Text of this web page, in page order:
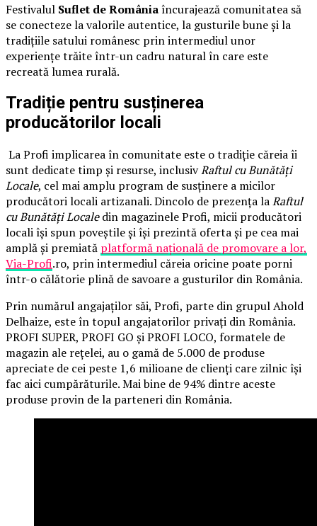
Festivalul Suflet de Româniaîncurajează comunitatea să
se conecteze la valorile autentice, la gusturile bune și la
tradițiile satului românesc prin intermediul unor
experiențe trăite într-un cadru natural în care este
recreată lumea rurală.
Tradiție pentru susținerea
producătorilor locali
La Profi implicarea în comunitate este o tradiție căreia îi
sunt dedicate timp și resurse, inclusivRaftul cu Bunătăți
Locale, cel mai amplu program de susținere a micilor
producători locali artizanali. Dincolo de prezența laRaftul
cu Bunătăți Localedin magazinele Profi, micii producători
locali își spun poveștile și își prezintă oferta și pe cea mai
amplă și premiată platformă națională de promovare a lor,
Via-Profi.ro, prin intermediul căreia oricine poate porni
într-o călătorie plină de savoare a gusturilor din România.
Prin numărul angajaților săi, Profi, parte din grupul Ahold
Delhaize, este în topul angajatorilor privați din România.
PROFI SUPER, PROFI GO și PROFI LOCO, formatele de
magazin ale rețelei, au o gamă de 5.000 de produse
apreciate de cei peste 1,6 milioane de clienți care zilnic își
fac aici cumpărăturile. Mai bine de 94% dintre aceste
produse provin de la parteneri din România.